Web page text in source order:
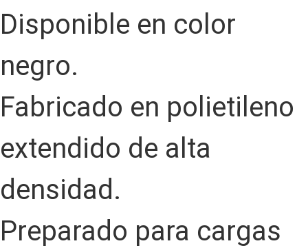
Disponible en color
negro.
Fabricado en polietileno
extendido de alta
densidad.
Preparado para cargas